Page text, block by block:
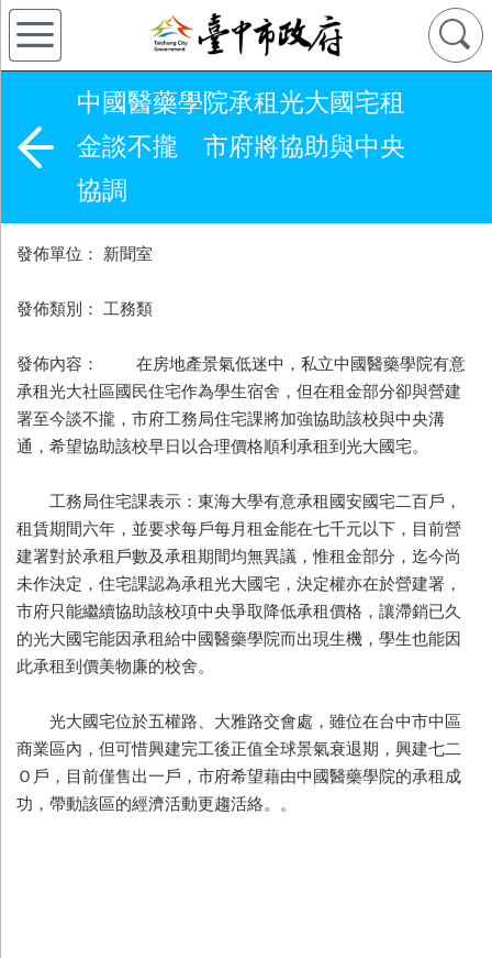
中國醫藥學院承租光大國宅租
金談不攏 市府將協助與中央
協調
發佈單位： 新聞室
發佈類別： 工務類
發佈內容： 在房地產景氣低迷中，私立中國醫藥學院有意
承租光大社區國民住宅作為學生宿舍，但在租金部分卻與營建
署至今談不攏，市府工務局住宅課將加強協助該校與中央溝
通，希望協助該校早日以合理價格順利承租到光大國宅。
工務局住宅課表示：東海大學有意承租國安國宅二百戶，
租賃期間六年，並要求每戶每月租金能在七千元以下，目前營
建署對於承租戶數及承租期間均無異議，惟租金部分，迄今尚
未作決定，住宅課認為承租光大國宅，決定權亦在於營建署，
市府只能繼續協助該校項中央爭取降低承租價格，讓滯銷已久
的光大國宅能因承租給中國醫藥學院而出現生機，學生也能因
此承租到價美物廉的校舍。
光大國宅位於五權路、大雅路交會處，雖位在台中市中區
商業區內，但可惜興建完工後正值全球景氣衰退期，興建七二
Ｏ戶，目前僅售出一戶，市府希望藉由中國醫藥學院的承租成
功，帶動該區的經濟活動更趨活絡。。